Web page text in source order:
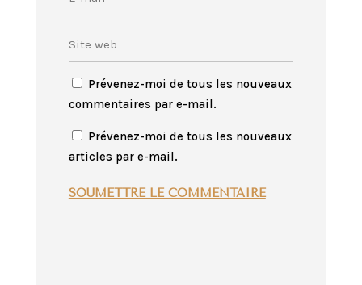
Prévenez-moi de tous les nouveaux
commentaires par e-mail.
Prévenez-moi de tous les nouveaux
articles par e-mail.
SOUMETTRE LE COMMENTAIRE